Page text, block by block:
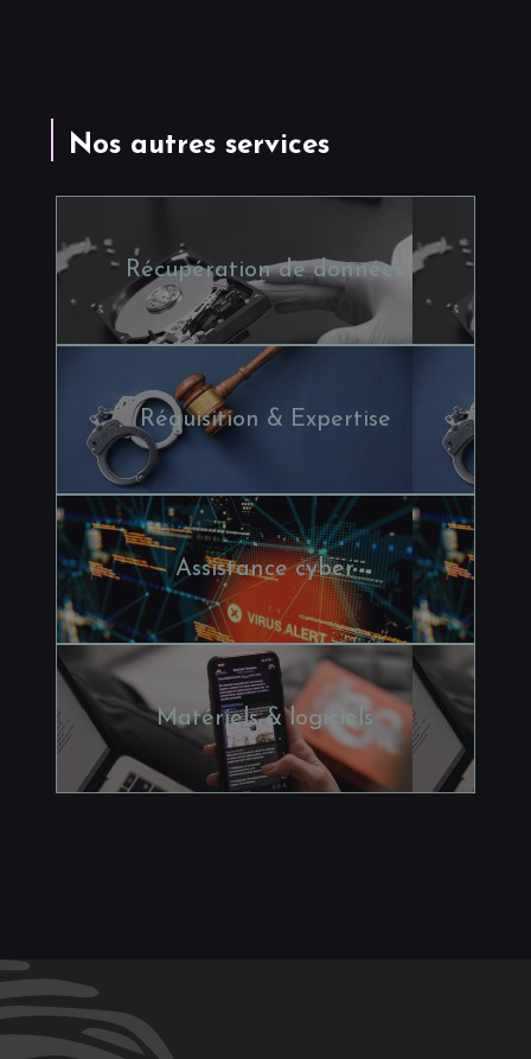
Nos autres services
Récupération de données
Réquisition & Expertise
Assistance cyber
Matériels & logiciels